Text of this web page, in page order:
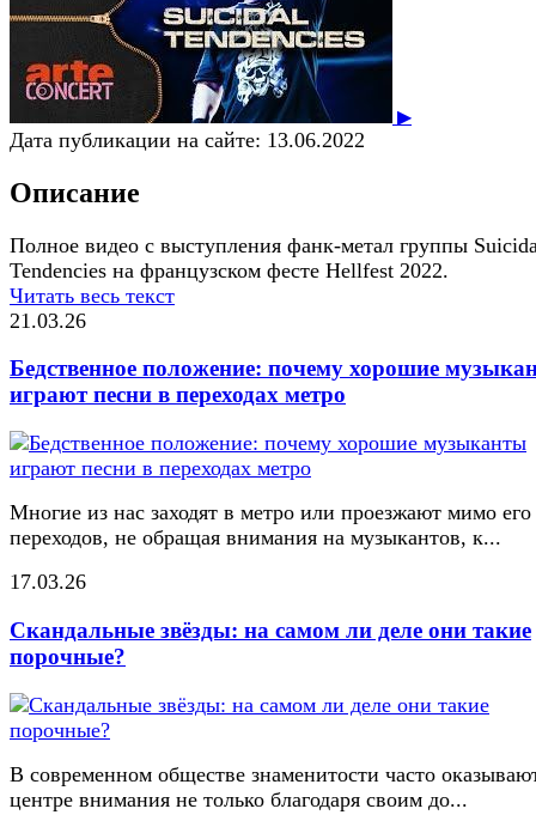
▶
Дата публикации на сайте: 13.06.2022
Описание
Полное видео с выступления фанк-метал группы
Tendencies на французском фесте Hellfest 2022.
Читать весь текст
21.03.26
Бедственное положение: почему хорошие
играют песни в переходах метро
Многие из нас заходят в метро или проезжают мимо его
переходов, не обращая внимания на музыкантов, к...
17.03.26
Скандальные звёзды: на самом ли деле они такие
порочные?
В современном обществе знаменитости часто
центре внимания не только благодаря своим до...